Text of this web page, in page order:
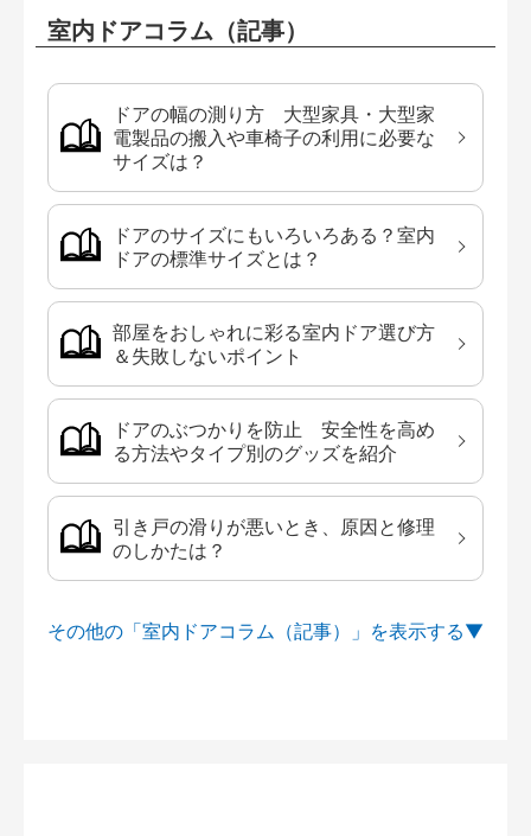
室内ドアコラム（記事）
ドアの幅の測り方 大型家具・大型家
電製品の搬入や車椅子の利用に必要な
サイズは？
ドアのサイズにもいろいろある？室内
ドアの標準サイズとは？
部屋をおしゃれに彩る室内ドア選び方
＆失敗しないポイント
ドアのぶつかりを防止 安全性を高め
る方法やタイプ別のグッズを紹介
引き戸の滑りが悪いとき、原因と修理
のしかたは？
その他の「室内ドアコラム（記事）」を